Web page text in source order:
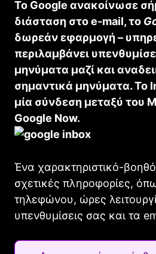
Το Google ανακοίνωσε
διάσταση στο e-mail, το
δωρεάν εφαρμογή –
περιλαμβάνει
μηνύματα μαζί και
σημαντικά μηνύματα. To
μία σύνδεση μεταξύ του
Google Now.
Ένα χαρακτηριστικό-
σχετικές πληροφορίες,
τηλεφώνου, ώρες
υπενθυμίσεις σας και τα